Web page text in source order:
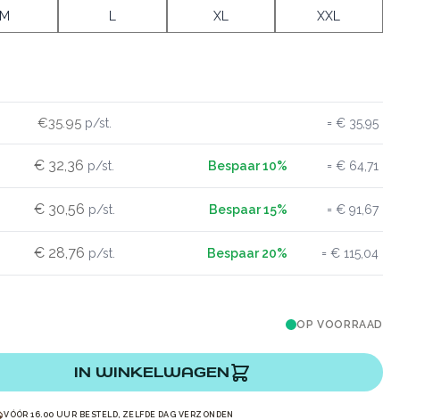
M XL XXL
€35.95 € 35,95
€ 32,36 € 64,71
€ 30,56 € 91,67
€ 28,76 € 115,04
OP VOORRAAD
IN WINKELWAGEN
VÓÓR 16.00 UUR BESTELD, ZELFDE DAG VERZONDEN